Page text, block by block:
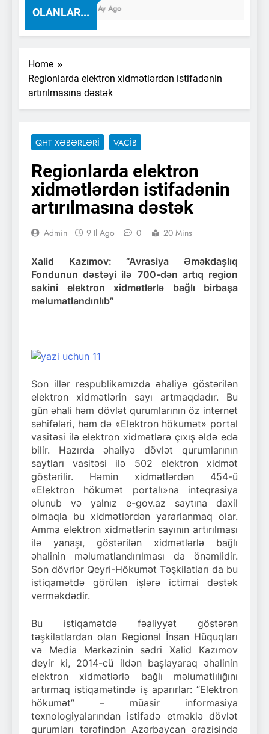
OLANLAR...1 Ay Ago
Home
Regionlarda elektron xidmətlərdən istifadənin
artırılmasına dəstək
QHT XƏBƏRLƏRI VACİB
Regionlarda elektron
xidmətlərdən istifadənin
artırılmasına dəstək
Admin 9 Il Ago 0 20 Mins
Xalid Kazımov: “Avrasiya Əməkdaşlıq
Fondunun dəstəyi ilə 700-dən artıq region
sakini elektron xidmətlərlə bağlı birbaşa
məlumatlandırılıb”
Son illər respublikamızda əhaliyə göstərilən
elektron xidmətlərin sayı artmaqdadır. Bu
gün əhali həm dövlət qurumlarının öz internet
səhifələri, həm də «Elektron hökumət» portal
vasitəsi ilə elektron xidmətlərə çıxış əldə edə
bilir. Hazırda əhaliyə dövlət qurumlarının
saytları vasitəsi ilə 502 elektron xidmət
göstərilir. Həmin xidmətlərdən 454-ü
«Elektron hökumət portalı»na inteqrasiya
olunub və yalnız e-gov.az saytına daxil
olmaqla bu xidmətlərdən yararlanmaq olar.
Amma elektron xidmətlərin sayının artırılması
ilə yanaşı, göstərilən xidmətlərlə bağlı
əhalinin məlumatlandırılması da önəmlidir.
Son dövrlər Qeyri-Hökumət Təşkilatları da bu
istiqamətdə görülən işlərə ictimai dəstək
verməkdədir.
Bu istiqamətdə fəaliyyət göstərən
təşkilatlardan olan Regional İnsan Hüquqları
və Media Mərkəzinin sədri Xalid Kazımov
deyir ki, 2014-cü ildən başlayaraq əhalinin
elektron xidmətlərlə bağlı məlumatlılığını
artırmaq istiqamətində iş aparırlar: “Elektron
hökumət” – müasir informasiya
texnologiyalarından istifadə etməklə dövlət
qurumları tərəfindən Azərbaycan ərazisində